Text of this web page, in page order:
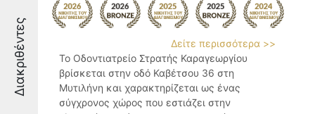
Διακριθέντες
Δείτε περισσότερα >>
Το Οδοντιατρείο Στρατής Καραγεωργίου
βρίσκεται στην οδό Καβέτσου 36 στη
Μυτιλήνη και χαρακτηρίζεται ως ένας
σύγχρονος χώρος που εστιάζει στην